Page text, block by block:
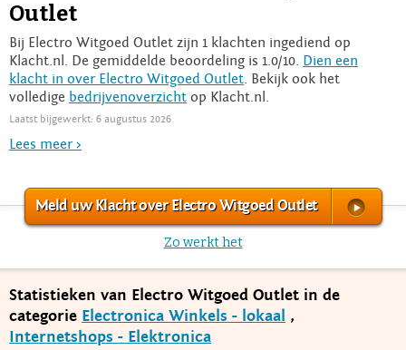
Login
Outlet
Bij Electro Witgoed Outlet zijn 1 klachten ingediend op
Klacht.nl. De gemiddelde beoordeling is 1.0/10. Dien een
klacht in over Electro Witgoed Outlet . Bekijk ook het
volledige bedrijvenoverzicht op Klacht.nl.
Laatst bijgewerkt: 6 augustus 2026
Lees meer >
Meld uw Klacht over Electro Witgoed Outlet
Zo werkt het
Statistieken van Electro Witgoed Outlet in de
categorie Electronica Winkels - lokaal ,
Internetshops - Elektronica